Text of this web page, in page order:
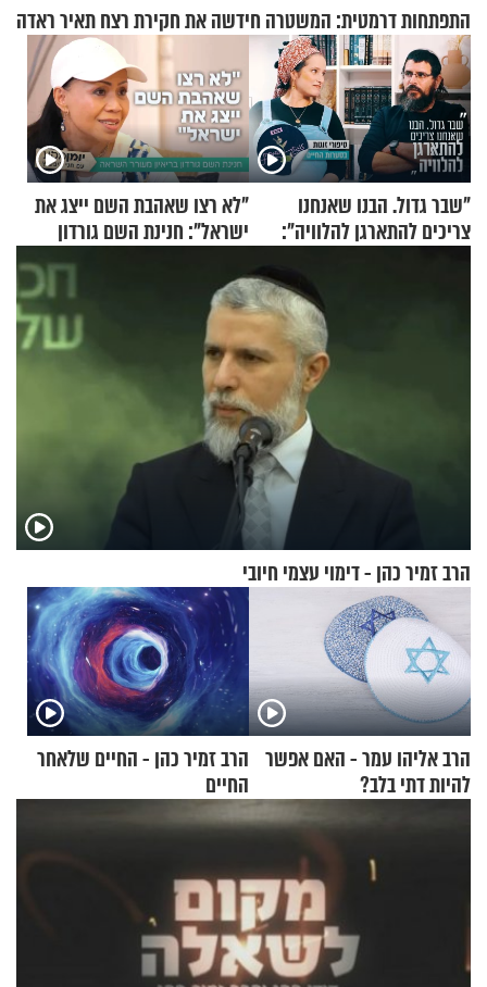
התפתחות דרמטית: המשטרה חידשה את חקירת רצח תאיר ראדה
"שבר גדול. הבנו שאנחנו
צריכים להתארגן להלוויה":
"לא רצו שאהבת השם ייצג את
ישראל": חנינת השם גורדון
הרב זמיר כהן - דימוי עצמי חיובי
הרב אליהו עמר - האם אפשר
להיות דתי בלב?
הרב זמיר כהן - החיים שלאחר
החיים